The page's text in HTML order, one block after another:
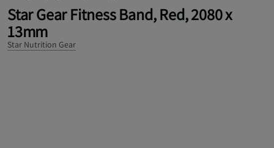
Star Gear Fitness Band, Red, 2080 x
13mm
Star Nutrition Gear